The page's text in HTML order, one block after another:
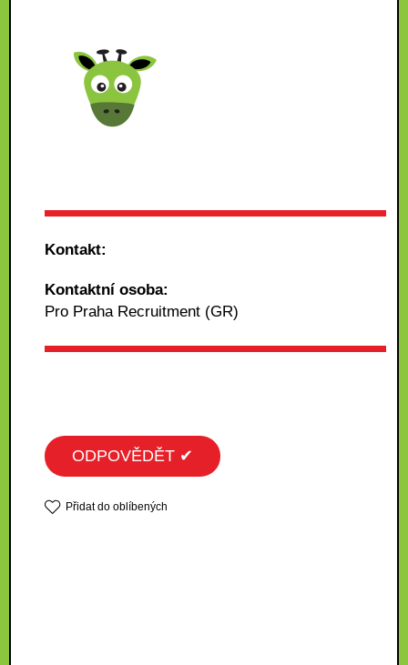
Kontakt:
Kontaktní osoba:
Pro Praha Recruitment (GR)
ODPOVĚDĚT ✔
Přidat do oblíbených